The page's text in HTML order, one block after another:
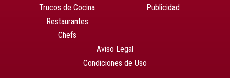
Trucos de Cocina
Restaurantes
Chefs
Publicidad
Aviso Legal
Condiciones de Uso